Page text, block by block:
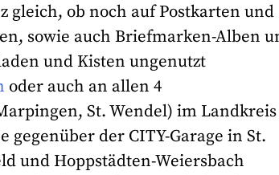
gleich, ob noch auf Postkarten und
sowie auch Briefmarken-Alben
und Kisten ungenutzt
oder auch an allen 4
St. Wendel) im Landkreis
gegenüber der CITY-Garage in St.
und Hoppstädten-Weiersbach